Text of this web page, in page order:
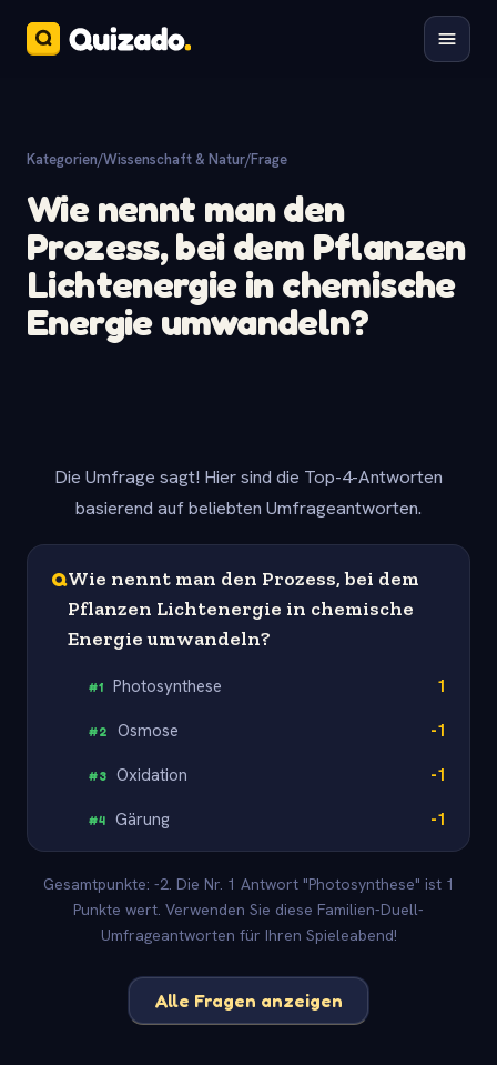
Kategorien/Wissenschaft & Natur/Frage
Wie nennt man den
Prozess, bei dem Pflanzen
Lichtenergie in chemische
Energie umwandeln?
Die Umfrage sagt! Hier sind die Top-4-Antworten
basierend auf beliebten Umfrageantworten.
QWie nennt man den Prozess, bei dem
Pflanzen Lichtenergie in chemische
Energie umwandeln?
#1 Photosynthese 1
#2 Osmose -1
#3 Oxidation -1
#4 Gärung -1
Gesamtpunkte: -2. Die Nr. 1 Antwort "Photosynthese" ist 1
Punkte wert. Verwenden Sie diese Familien-Duell-
Umfrageantworten für Ihren Spieleabend!
Alle Fragen anzeigen